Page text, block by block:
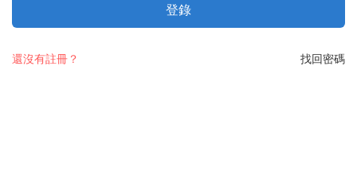
登錄
找回密碼
還沒有註冊？